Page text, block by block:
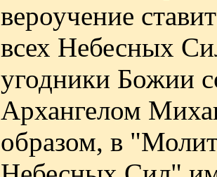
вероучение
всех Небесных
угодники Божии
Архангелом
образом, в